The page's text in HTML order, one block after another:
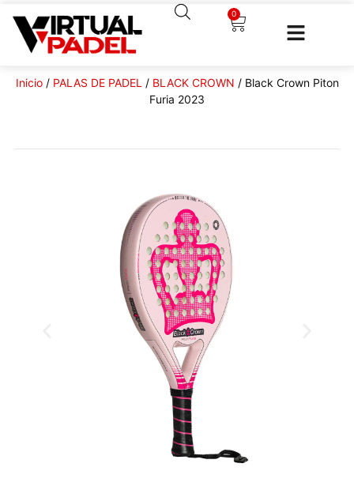
0
Inicio/ PALAS DE PADEL / BLACK CROWN / Black Crown Piton
Furia 2023